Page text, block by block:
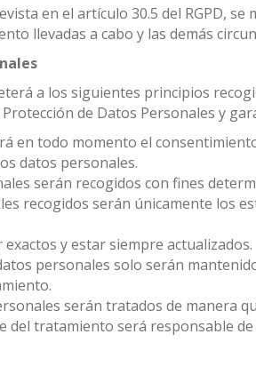
en el artículo 30.5 del RGPD,
llevadas a cabo y las demás
a los siguientes principios
de Datos Personales y
en todo momento el
datos personales.
serán recogidos con fines
recogidos serán únicamente los
y estar siempre actualizados.
personales solo serán
serán tratados de manera
del tratamiento será responsable